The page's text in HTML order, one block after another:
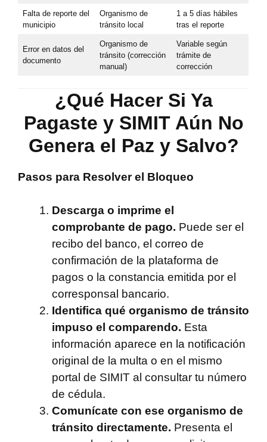
Falta de reporte del
municipio
Organismo de
tránsito local
1 a 5 días hábiles
tras el reporte
Error en datos del
documento
Organismo de
tránsito (corrección
manual)
Variable según
trámite de
corrección
¿Qué Hacer Si Ya
Pagaste y SIMIT Aún No
Genera el Paz y Salvo?
Pasos para Resolver el Bloqueo
Descarga o imprime el
comprobante de pago. Puede ser el
recibo del banco, el correo de
confirmación de la plataforma de
pagos o la constancia emitida por el
corresponsal bancario.
Identifica qué organismo de tránsito
impuso el comparendo. Esta
información aparece en la notificación
original de la multa o en el mismo
portal de SIMIT al consultar tu número
de cédula.
Comunícate con ese organismo de
tránsito directamente. Presenta el